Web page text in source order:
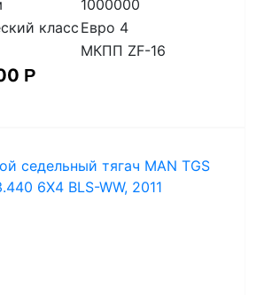
1000000
классЕвро 4
МКПП ZF-16
Р